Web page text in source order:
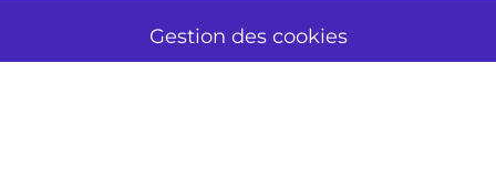
Gestion des cookies